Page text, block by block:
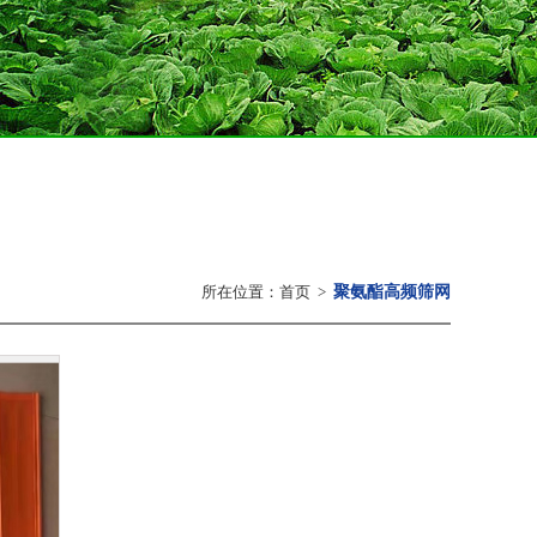
所在位置： 首页 > 聚氨酯高频筛网